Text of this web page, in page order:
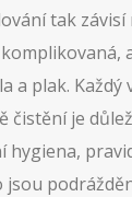
tak
a plak.
čistění je
hygiena,